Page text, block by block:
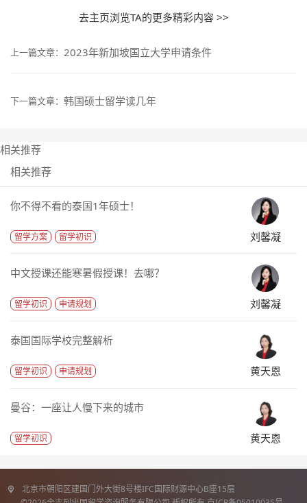
去主页浏览TA的更多精彩内容 >>
上一篇文章： 2023年新加坡国立大学申请条件
下一篇文章： 韩国硕士留学读几年
相关推荐
相关推荐
你不得不看的泰国1年硕士！
留学方案 留学初识 刘馨凝
中文授课还能寒暑假授课！去哪？
留学初识 申请规划 刘馨凝
泰国国际学校完整解析
留学初识 申请规划 黄天恩
曼谷：一座让人慢下来的城市
留学初识 黄天恩
北京市朝阳区建国门外大街8号楼IFC国际财源中心B座15层